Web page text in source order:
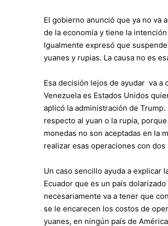
El gobierno anunció que ya no va
de la economía y tiene la
Igualmente expresó que
yuanes y rupias. La causa no es
Esa decisión lejos de ayudar va a
Venezuela es Estados Unidos
aplicó la administración de
respecto al yuan o la rupia,
monedas no son aceptadas en la
realizar esas operaciones con
Un caso sencillo ayuda a explicar
Ecuador que es un país
necesariamente va a tener que
se le encarecen los costos de
yuanes, en ningún país de